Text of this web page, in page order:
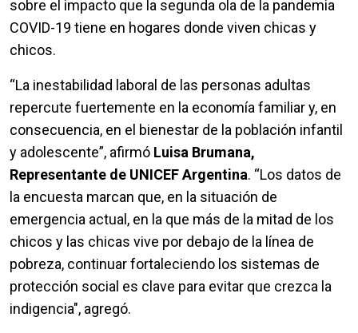
sobre el impacto que la segunda ola de la pandemia
COVID-19 tiene en hogares donde viven chicas y
chicos.
“La inestabilidad laboral de las personas adultas
repercute fuertemente en la economía familiar y, en
consecuencia, en el bienestar de la población infantil
y adolescente”, afirmó Luisa Brumana,
Representante de UNICEF Argentina. “Los datos de
la encuesta marcan que, en la situación de
emergencia actual, en la que más de la mitad de los
chicos y las chicas vive por debajo de la línea de
pobreza, continuar fortaleciendo los sistemas de
protección social es clave para evitar que crezca la
indigencia", agregó.